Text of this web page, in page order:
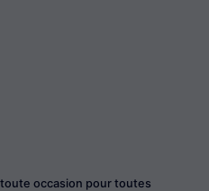
occasion pour toutes